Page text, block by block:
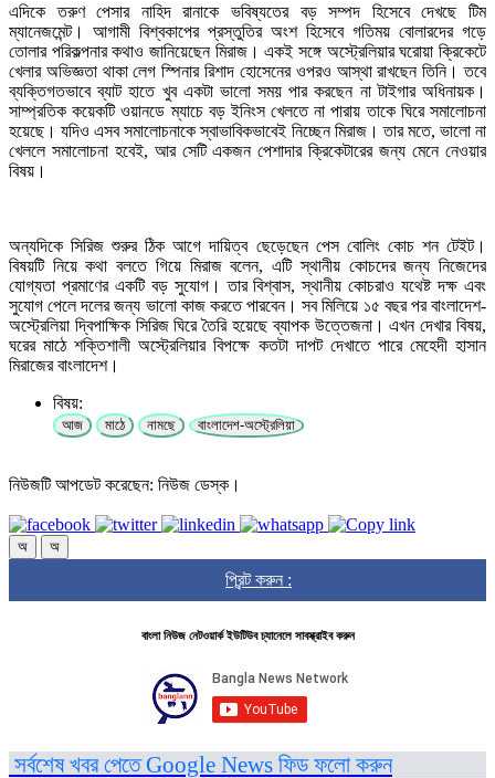
এদিকে তরুণ পেসার নাহিদ রানাকে ভবিষ্যতের বড় সম্পদ হিসেবে দেখছে টিম
ম্যানেজমেন্ট। আগামী বিশ্বকাপের প্রস্তুতির অংশ হিসেবে গতিময় বোলারদের গড়ে
তোলার পরিকল্পনার কথাও জানিয়েছেন মিরাজ। একই সঙ্গে অস্ট্রেলিয়ার ঘরোয়া ক্রিকেটে
খেলার অভিজ্ঞতা থাকা লেগ স্পিনার রিশাদ হোসেনের ওপরও আস্থা রাখছেন তিনি। তবে
ব্যক্তিগতভাবে ব্যাট হাতে খুব একটা ভালো সময় পার করছেন না টাইগার অধিনায়ক।
সাম্প্রতিক কয়েকটি ওয়ানডে ম্যাচে বড় ইনিংস খেলতে না পারায় তাকে ঘিরে সমালোচনা
হয়েছে। যদিও এসব সমালোচনাকে স্বাভাবিকভাবেই নিচ্ছেন মিরাজ। তার মতে, ভালো না
খেললে সমালোচনা হবেই, আর সেটি একজন পেশাদার ক্রিকেটারের জন্য মেনে নেওয়ার
বিষয়।
অন্যদিকে সিরিজ শুরুর ঠিক আগে দায়িত্ব ছেড়েছেন পেস বোলিং কোচ শন টেইট।
বিষয়টি নিয়ে কথা বলতে গিয়ে মিরাজ বলেন, এটি স্থানীয় কোচদের জন্য নিজেদের
যোগ্যতা প্রমাণের একটি বড় সুযোগ। তার বিশ্বাস, স্থানীয় কোচরাও যথেষ্ট দক্ষ এবং
সুযোগ পেলে দলের জন্য ভালো কাজ করতে পারবেন। সব মিলিয়ে ১৫ বছর পর বাংলাদেশ-
অস্ট্রেলিয়া দ্বিপাক্ষিক সিরিজ ঘিরে তৈরি হয়েছে ব্যাপক উত্তেজনা। এখন দেখার বিষয়,
ঘরের মাঠে শক্তিশালী অস্ট্রেলিয়ার বিপক্ষে কতটা দাপট দেখাতে পারে মেহেদী হাসান
মিরাজের বাংলাদেশ।
বিষয়:
আজ মাঠে নামছে বাংলাদেশ-অস্ট্রেলিয়া
নিউজটি আপডেট করেছেন: নিউজ ডেস্ক।
অ অ
প্রিন্ট করুন :
বাংলা নিউজ নেটওয়ার্ক ইউটিউব চ্যানেলে সাবস্ক্রাইব করুন
সর্বশেষ খবর পেতে Google News ফিড ফলো করুন